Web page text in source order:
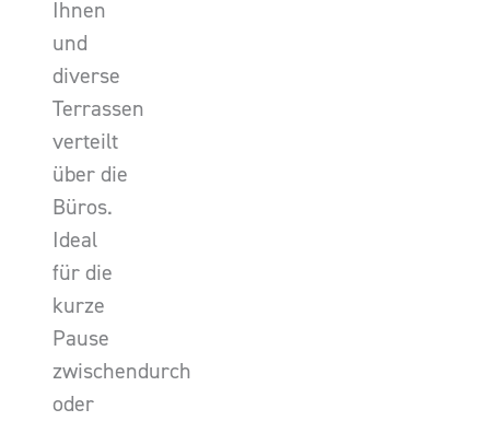
Ihnen
und
diverse
Terrassen
verteilt
über die
Büros.
Ideal
für die
kurze
Pause
zwischendurch
oder